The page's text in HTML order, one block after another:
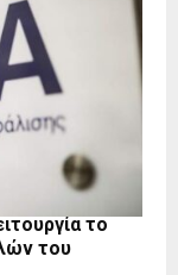
το
του